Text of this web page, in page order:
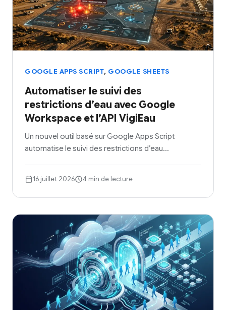
GOOGLE APPS SCRIPT, GOOGLE SHEETS
Automatiser le suivi des
restrictions d’eau avec Google
Workspace et l’API VigiEau
Un nouvel outil basé sur Google Apps Script
automatise le suivi des restrictions d’eau…
16 juillet 2026 4 min de lecture